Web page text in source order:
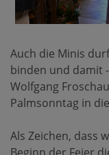
Auch die Minis
binden und damit
Wolfgang
Palmsonntag in
Als Zeichen, dass